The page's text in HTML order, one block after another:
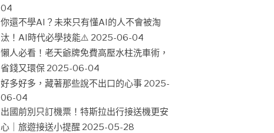
04
你還不學AI？未來只有懂AI的人不會被淘
汰！AI時代必學技能⚠️ 2025-06-04
懶人必看！老天爺牌免費高壓水柱洗車術，
省錢又環保 2025-06-04
好多好多，藏著那些說不出口的心事 2025-
06-04
出國前別只訂機票！特斯拉出行接送機更安
心｜旅遊接送小提醒 2025-05-28